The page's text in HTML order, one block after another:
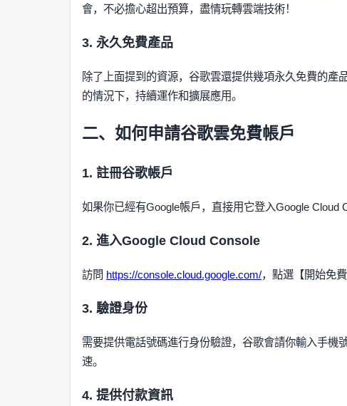
會，不必擔心超出預算，盡情玩轉雲端技術！
3. 永久免費產品
除了上面提到的資源，谷歌雲還提供幾項永久免費的產
的情況下，持續運作和擴展應用。
二、如何申請谷歌雲免費帳戶
1. 註冊谷歌帳戶
如果你已經有Google帳戶，直接用它登入Google
2. 進入Google Cloud Console
訪問 https://console.cloud.google.com/，點選【開始免
3. 驗證身份
需要提供電話號碼進行身份驗證，谷歌會請你輸入手機
速。
4. 提供付款資訊